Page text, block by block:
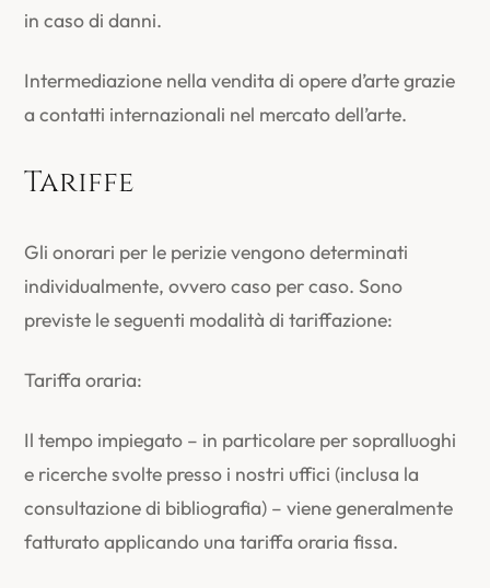
in caso di danni.
Intermediazione nella vendita di opere d’arte grazie
a contatti internazionali nel mercato dell’arte.
Tariffe
Gli onorari per le perizie vengono determinati
individualmente, ovvero caso per caso. Sono
previste le seguenti modalità di tariffazione:
Tariffa oraria:
Il tempo impiegato – in particolare per sopralluoghi
e ricerche svolte presso i nostri uffici (inclusa la
consultazione di bibliografia) – viene generalmente
fatturato applicando una tariffa oraria fissa.